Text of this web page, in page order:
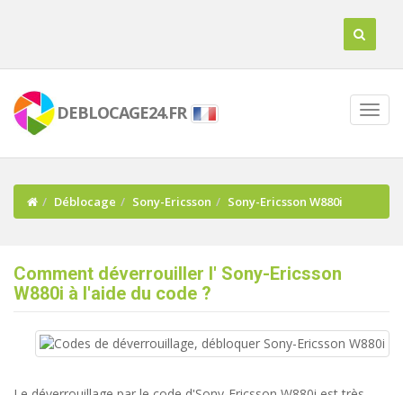
DEBLOCAGE24.FR
Déblocage Sony-Ericsson Sony-Ericsson W880i
Comment déverrouiller l' Sony-Ericsson
W880i à l'aide du code ?